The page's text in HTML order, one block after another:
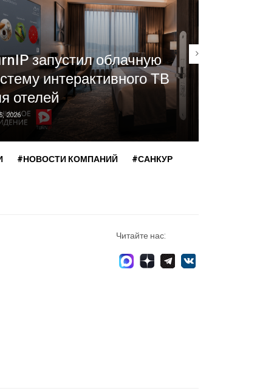
запустил облачную
интерактивного ТВ
отелей
2026
#НОВОСТИ КОМПАНИЙ #САНКУР
Читайте нас: